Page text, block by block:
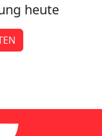
heute